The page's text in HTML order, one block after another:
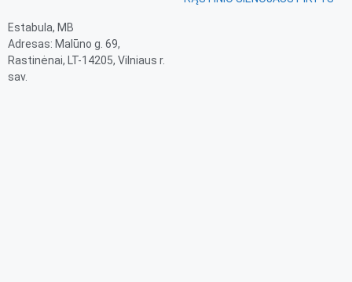
Estabula, MB
Adresas: Malūno g. 69,
Rastinėnai, LT-14205, Vilniaus r.
sav.